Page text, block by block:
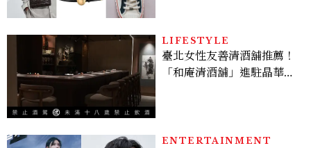
LIFESTYLE
臺北女性友善清酒舖推薦！
「和庵清酒舖」進駐晶華酒
ENTERTAINMENT